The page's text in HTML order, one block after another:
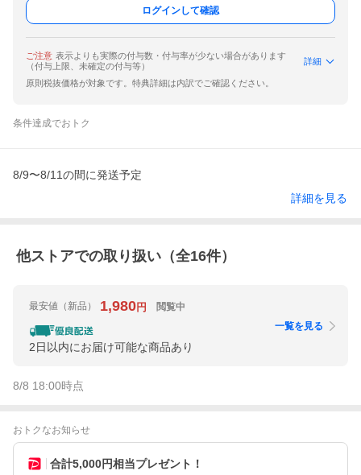
ログインして確認
ご注意 表示よりも実際の付与数・付与率が少ない場合があります
（付与上限、未確定の付与等）
詳細
原則税抜価格が対象です。特典詳細は内訳でご確認ください。
条件達成でおトク
8/9〜8/11の間に発送予定
詳細を見る
他ストアでの取り扱い（全16件）
最安値 （新品） 1,980円 閲覧中
2日以内にお届け可能な商品あり
一覧を見る
8/8 18:00時点
おトクなお知らせ
合計5,000円相当プレゼント！